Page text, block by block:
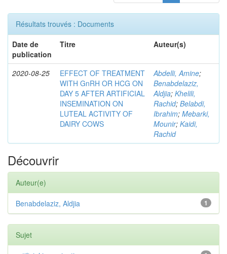
Résultats trouvés : Documents
Date de
publication
Titre Auteur(s)
2020-08-25
EFFECT OF TREATMENT
WITH GnRH OR HCG ON
DAY 5 AFTER ARTIFICIAL
INSEMINATION ON
LUTEAL ACTIVITY OF
DAIRY COWS
Abdelli, Amine;
Benabdelaziz,
Aldjia; Khelili,
Rachid; Belabdi,
Ibrahim; Mebarki,
Mounir; Kaidi,
Rachid
Découvrir
Auteur(e)
1
Benabdelaziz, Aldjia
Sujet